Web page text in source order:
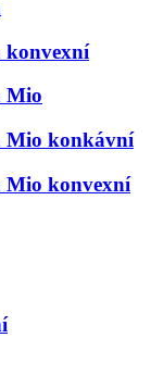
konvexní
Mio
Mio konkávní
Mio konvexní